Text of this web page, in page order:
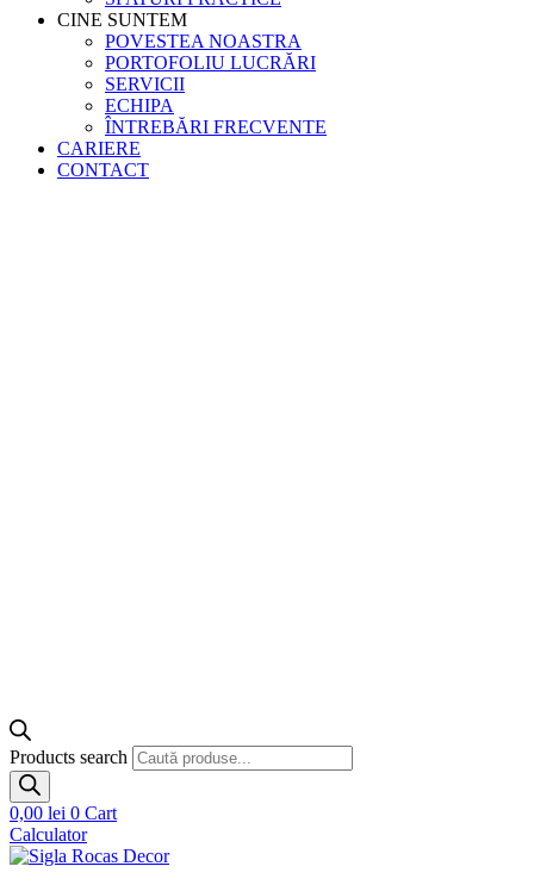
CINE SUNTEM
POVESTEA NOASTRA
PORTOFOLIU LUCRĂRI
SERVICII
ECHIPA
ÎNTREBĂRI FRECVENTE
CARIERE
CONTACT
Products search
0,00 lei 0 Cart
Calculator